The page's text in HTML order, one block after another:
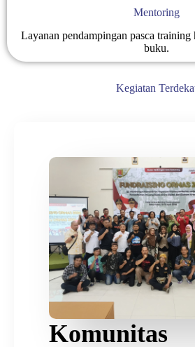
Mentoring
Layanan pendampingan pasca
buku.
Kegiatan
Komunitas